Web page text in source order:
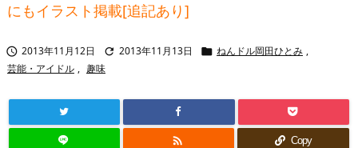
にもイラスト掲載[追記あり]
 2013年11月12日  2013年11月13日  ねんドル岡田ひとみ ,
芸能・アイドル , 趣味
 Copy